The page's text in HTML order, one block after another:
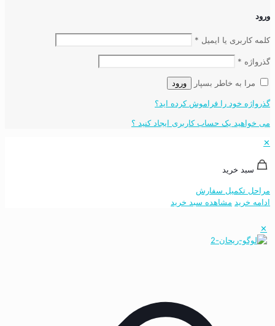
ورود
کلمه کاربری یا ایمیل *
گذرواژه *
مرا به خاطر بسپار ورود
گذرواژه خود را فراموش کرده اید؟
می خواهید یک حساب کاربری ایجاد کنید ؟
✕
سبد خرید
مراحل تکمیل سفارش
ادامه خرید مشاهده سبد خرید
✕